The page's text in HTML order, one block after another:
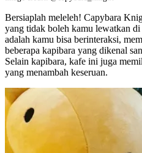
Bersiaplah meleleh! Capybara
yang tidak boleh kamu lewatkan
adalah kamu bisa berinteraksi,
beberapa kapibara yang dikenal
Selain kapibara, kafe ini juga
yang menambah keseruan.